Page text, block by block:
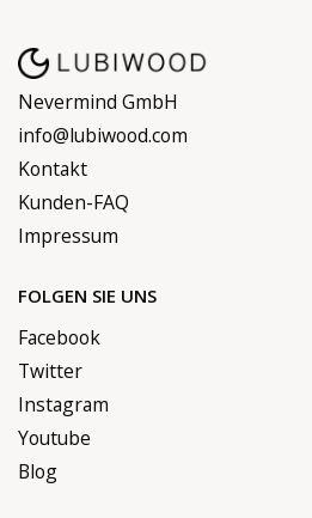
Nevermind GmbH
info@lubiwood.com
Kontakt
Kunden-FAQ
Impressum
FOLGEN SIE UNS
Facebook
Twitter
Instagram
Youtube
Blog